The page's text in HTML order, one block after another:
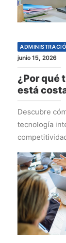
junio 15, 2026
¿Por qué
está
Descubre
tecnología